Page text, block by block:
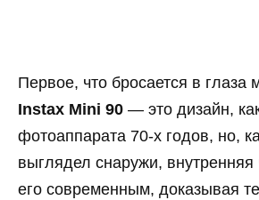
Первое, что бросается в глаза
Instax Mini 90 — это дизайн,
фотоаппарата 70-х годов, но,
выглядел снаружи, внутренняя
его современным, доказывая